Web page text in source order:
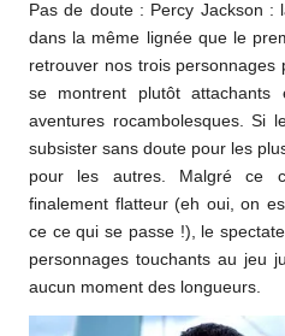
Pas de doute : Percy Jackson :
dans la même lignée que le
retrouver nos trois personnages
se montrent plutôt
aventures rocambolesques. Si
subsister sans doute pour les
pour les autres. Malgré ce
finalement flatteur (eh oui, on
ce ce qui se passe !), le
personnages touchants au jeu
aucun moment des longueurs.